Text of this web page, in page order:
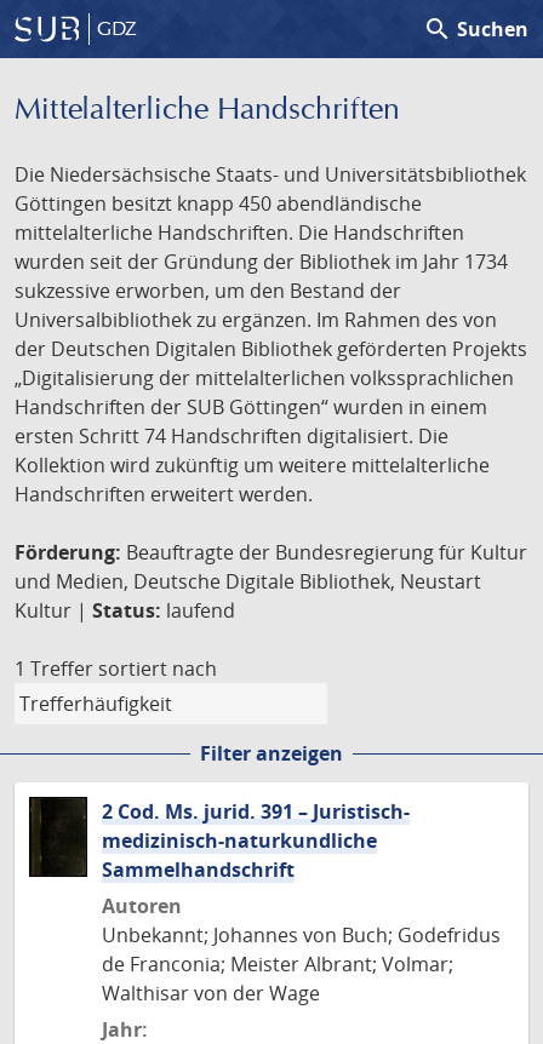
GDZ search Suchen
Mittelalterliche Handschriften
Die Niedersächsische Staats- und Universitätsbibliothek
Göttingen besitzt knapp 450 abendländische
mittelalterliche Handschriften. Die Handschriften
wurden seit der Gründung der Bibliothek im Jahr 1734
sukzessive erworben, um den Bestand der
Universalbibliothek zu ergänzen. Im Rahmen des von
der Deutschen Digitalen Bibliothek geförderten Projekts
„Digitalisierung der mittelalterlichen volkssprachlichen
Handschriften der SUB Göttingen“ wurden in einem
ersten Schritt 74 Handschriften digitalisiert. Die
Kollektion wird zukünftig um weitere mittelalterliche
Handschriften erweitert werden.
Förderung: Beauftragte der Bundesregierung für Kultur
und Medien, Deutsche Digitale Bibliothek, Neustart
Kultur | Status: laufend
1 Treffer sortiert nach
Filter anzeigen
2 Cod. Ms. jurid. 391 – Juristisch-
medizinisch-naturkundliche
Sammelhandschrift
Autoren
Unbekannt; Johannes von Buch; Godefridus
de Franconia; Meister Albrant; Volmar;
Walthisar von der Wage
Jahr: